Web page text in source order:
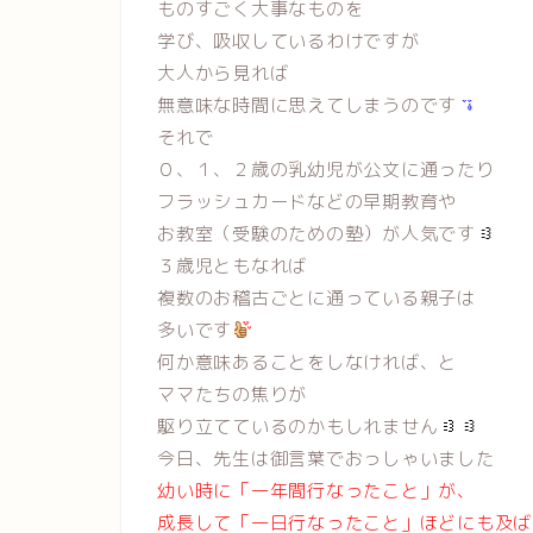
ものすごく大事なものを
学び、吸収しているわけですが
大人から見れば
無意味な時間に思えてしまうのです
それで
０、１、２歳の乳幼児が公文に通ったり
フラッシュカードなどの早期教育や
お教室（受験のための塾）が人気です
３歳児ともなれば
複数のお稽古ごとに通っている親子は
多いです
何か意味あることをしなければ、と
ママたちの焦りが
駆り立てているのかもしれません
今日、先生は御言葉でおっしゃいました
幼い時に「一年間行なったこと」が、
成長して「一日行なったこと」ほどにも及